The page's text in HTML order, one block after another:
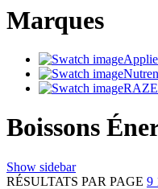
Marques
Boissons
Show sidebar
RÉSULTATS PAR PAGE 9